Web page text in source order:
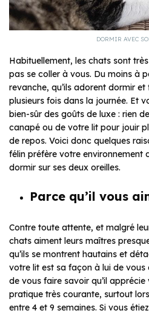
DORMIR AVEC
Habituellement, les chats sont
pas se coller à vous. Du moins à
revanche, qu’ils adorent dormir
plusieurs fois dans la journée. Et
bien-sûr des goûts de luxe : rien
canapé ou de votre lit pour jouir
de repos. Voici donc quelques
félin préfère votre environnement
dormir sur ses deux oreilles.
Parce qu’il vous
Contre toute attente, et malgré
chats aiment leurs maîtres
qu’ils se montrent hautains et
votre lit est sa façon à lui de
de vous faire savoir qu’il apprécie
pratique très courante, surtout
entre 4 et 9 semaines. Si vous